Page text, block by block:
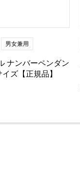
男女兼用
ナンバーペンダン
ズ【正規品】